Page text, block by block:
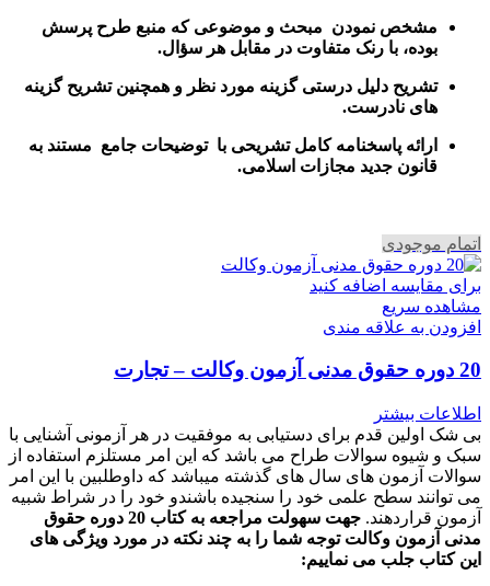
مشخص نمودن مبحث و موضوعی که منبع طرح پرسش
بوده، با رنک متفاوت در مقابل هر سؤال.
تشریح دلیل درستی گزینه مورد نظر و همچنین تشریح گزینه
های نادرست.
ارائه پاسخنامه کامل تشریحی با توضیحات جامع مستند به
قانون جدید مجازات اسلامی.
اتمام موجودی
برای مقایسه اضافه کنید
مشاهده سریع
افزودن به علاقه مندی
20 دوره حقوق مدنی آزمون وکالت – تجارت
اطلاعات بیشتر
بی شک اولین قدم برای دستیابی به موفقیت در هر آزمونی آشنایی با
سبک و شیوه سوالات طراح می باشد که این امر مستلزم استفاده از
سوالات آزمون های سال های گذشته میباشد که داوطلبین با این امر
می توانند سطح علمی خود را سنجیده باشندو خود را در شراط شبیه
آزمون قراردهند.
جهت سهولت مراجعه به کتاب 20 دوره حقوق
مدنی آزمون وکالت توجه شما را به چند نکته در مورد ویژگی های
این کتاب جلب می نماییم: